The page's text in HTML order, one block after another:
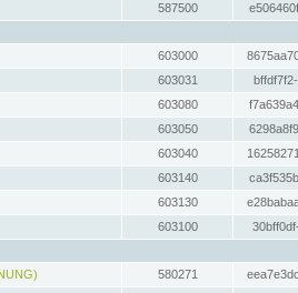
587500
603000
603031
603080
603050
603040
603140
603130
603100
580271